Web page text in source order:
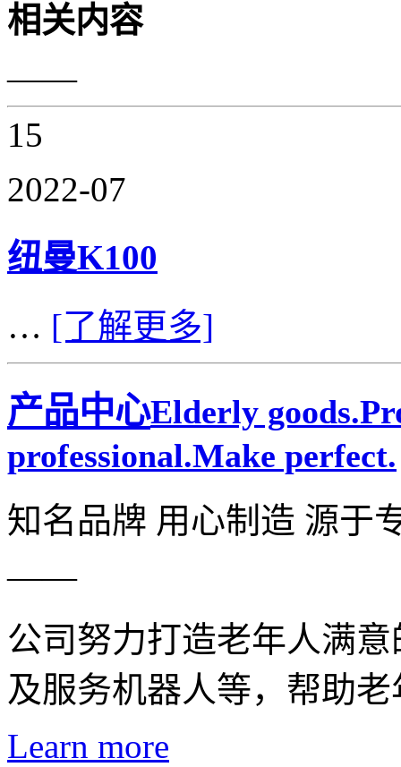
相关内容
——
15
2022-07
纽曼K100
… [了解更多]
产品中心Elderly
professional.Make perfect.
知名品牌 用心制造 源于
——
公司努力打造老年人满
及服务机器人等，帮助
Learn more